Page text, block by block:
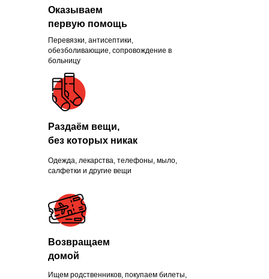
Перевязки, антисептики,
обезболивающие, сопровождение в
больницу
Оказываем
первую помощь
Одежда, лекарства, телефоны, мыло,
салфетки и другие вещи
Ищем родственников, покупаем билеты,
Раздаём вещи,
без которых никак
Возвращаем
домой
Помогли больше, чем
1300 нуждающихся и
продолжаем это делать
каждый день
ПРИСОЕДИНИТЬСЯ
Зачем помогать
нуждающимся